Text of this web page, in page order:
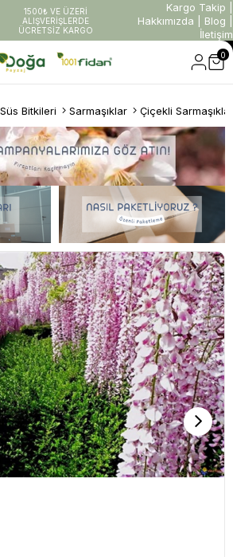
1500₺ VE ÜZERİ
ALIŞVERİŞLERDE
ÜCRETSİZ KARGO
Kargo Takip
Hakkımızda
Blog
İletişim
0
Bitkileri Sarmaşıklar Çiçekli Sarmaşıklar